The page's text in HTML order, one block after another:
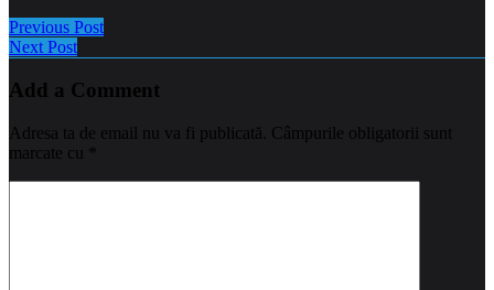
Previous Post
Next Post
Add a Comment
Adresa ta de email nu va fi publicată. Câmpurile obligatorii sunt
marcate cu